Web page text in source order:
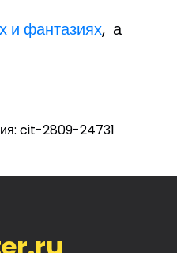
и фантазиях, а
cit-2809-24731